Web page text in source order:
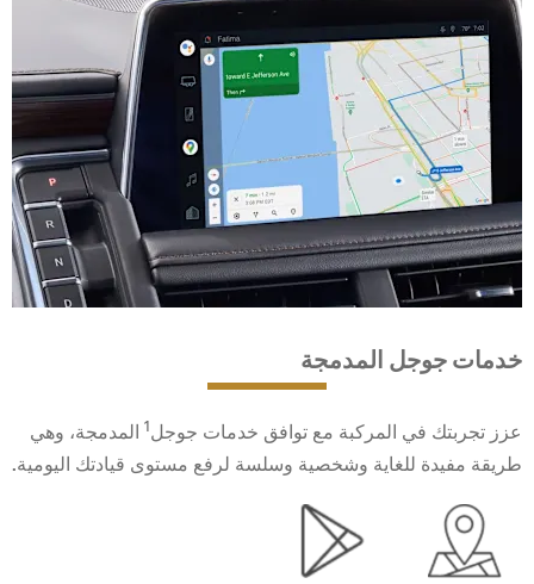
خدمات جوجل المدمجة
عزز تجربتك في المركبة مع توافق خدمات جوجل1 المدمجة، وهي
طريقة مفيدة للغاية وشخصية وسلسة لرفع مستوى قيادتك اليومية.